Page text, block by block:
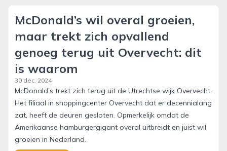
McDonald’s wil overal groeien,
maar trekt zich opvallend
genoeg terug uit Overvecht: dit
is waarom
30 dec. 2024
McDonald’s trekt zich terug uit de Utrechtse wijk Overvecht.
Het filiaal in shoppingcenter Overvecht dat er decennialang
zat, heeft de deuren gesloten. Opmerkelijk omdat de
Amerikaanse hamburgergigant overal uitbreidt en juist wil
groeien in Nederland.